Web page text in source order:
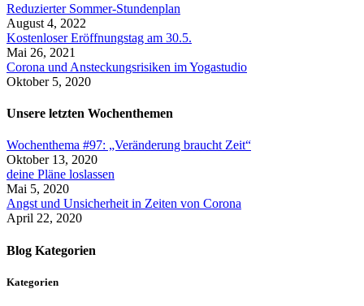
Reduzierter Sommer-Stundenplan
August 4, 2022
Kostenloser Eröffnungstag am 30.5.
Mai 26, 2021
Corona und Ansteckungsrisiken im Yogastudio
Oktober 5, 2020
Unsere letzten Wochenthemen
Wochenthema #97: „Veränderung braucht Zeit“
Oktober 13, 2020
deine Pläne loslassen
Mai 5, 2020
Angst und Unsicherheit in Zeiten von Corona
April 22, 2020
Blog Kategorien
Kategorien